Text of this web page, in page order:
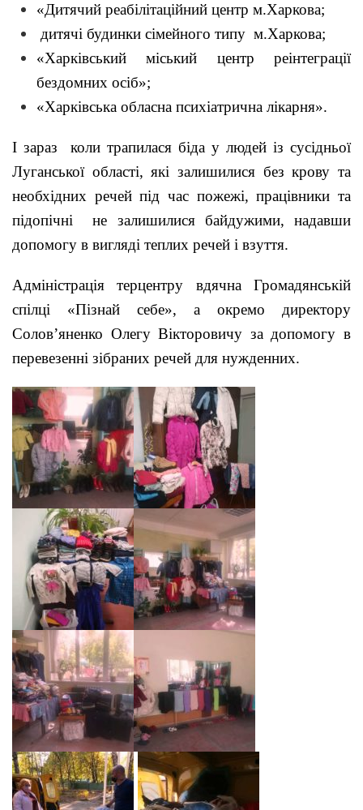
«Дитячий реабілітаційний центр м.Харкова;
дитячі будинки сімейного типу м.Харкова;
«Харківський міський центр реінтеграції
бездомних осіб»;
«Харківська обласна психіатрична лікарня».
І зараз коли трапилася біда у людей із сусідньої
Луганської області, які залишилися без крову та
необхідних речей під час пожежі, працівники та
підопічні не залишилися байдужими, надавши
допомогу в вигляді теплих речей і взуття.
Адміністрація терцентру вдячна Громадянській
спілці «Пізнай себе», а окремо директору
Солов’яненко Олегу Вікторовичу за допомогу в
перевезенні зібраних речей для нужденних.